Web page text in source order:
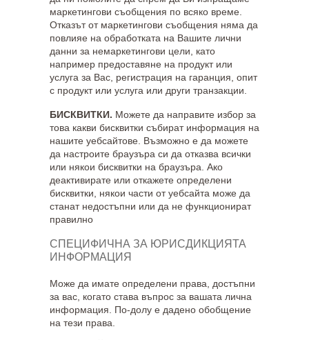
маркетингови съобщения по всяко време.
Отказът от маркетингови съобщения няма да
повлияе на обработката на Вашите лични
данни за немаркетингови цели, като
например предоставяне на продукт или
услуга за Вас, регистрация на гаранция, опит
с продукт или услуга или други транзакции.
БИСКВИТКИ. Можете да направите избор за
това какви бисквитки събират информация на
нашите уебсайтове. Възможно е да можете
да настроите браузъра си да отказва всички
или някои бисквитки на браузъра. Ако
деактивирате или откажете определени
бисквитки, някои части от уебсайта може да
станат недостъпни или да не функционират
правилно
СПЕЦИФИЧНА ЗА ЮРИСДИКЦИЯТА
ИНФОРМАЦИЯ
Може да имате определени права, достъпни
за вас, когато става въпрос за вашата лична
информация. По-долу е дадено обобщение
на тези права.